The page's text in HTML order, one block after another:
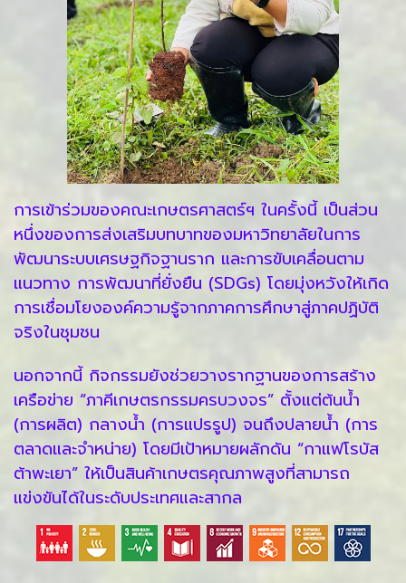
การเข้าร่วมของคณะเกษตรศาสตร์ฯ ในครั้งนี้ เป็นส่วน
หนึ่งของการส่งเสริมบทบาทของมหาวิทยาลัยในการ
พัฒนาระบบเศรษฐกิจฐานราก และการขับเคลื่อนตาม
แนวทาง การพัฒนาที่ยั่งยืน (SDGs) โดยมุ่งหวังให้เกิด
การเชื่อมโยงองค์ความรู้จากภาคการศึกษาสู่ภาคปฏิบัติ
จริงในชุมชน
นอกจากนี้ กิจกรรมยังช่วยวางรากฐานของการสร้าง
เครือข่าย “ภาคีเกษตรกรรมครบวงจร” ตั้งแต่ต้นน้ำ
(การผลิต) กลางน้ำ (การแปรรูป) จนถึงปลายน้ำ (การ
ตลาดและจำหน่าย) โดยมีเป้าหมายผลักดัน “กาแฟโรบัส
ต้าพะเยา” ให้เป็นสินค้าเกษตรคุณภาพสูงที่สามารถ
แข่งขันได้ในระดับประเทศและสากล